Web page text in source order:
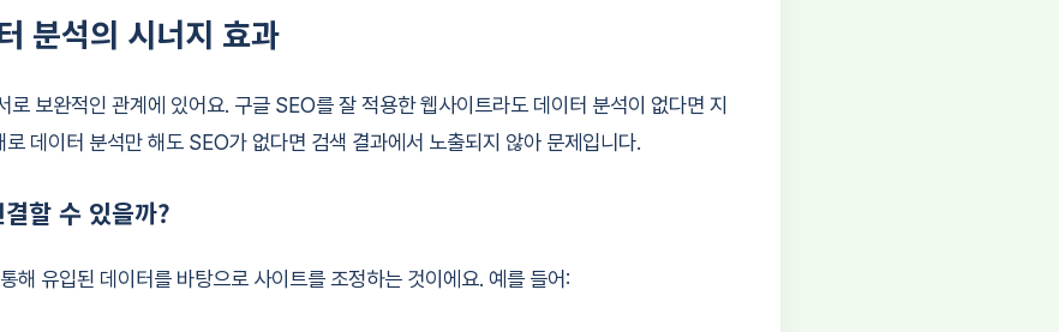
분석의 시너지 효과
로 보완적인 관계에 있어요. 구글 SEO를 잘 적용한 웹사이트라도 데이터 분석이 없다면 지
데이터 분석만 해도 SEO가 없다면 검색 결과에서 노출되지 않아 문제입니다.
할 수 있을까?
해 유입된 데이터를 바탕으로 사이트를 조정하는 것이에요. 예를 들어: